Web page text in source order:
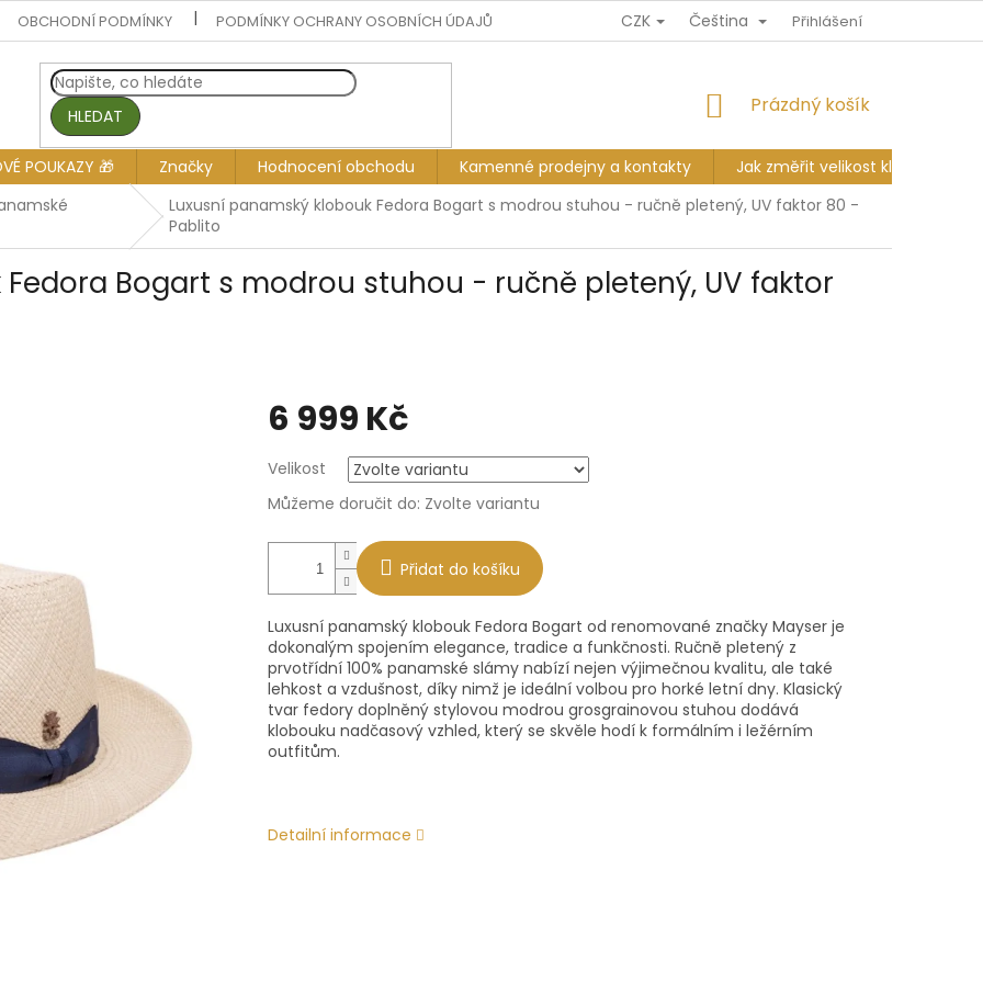
OBCHODNÍ PODMÍNKY PODMÍNKY OCHRANY OSOBNÍCH ÚDAJŮ DOPRAVA A PLATBA VÝMĚNA A VRÁCENÍ
CZK Čeština Přihlášení
HLEDAT
NÁKUPNÍ
Prázdný košík
POUKAZY 🎁 Značky Hodnocení obchodu Kamenné prodejny a kontakty Jak změřit velikost klobouku?
Luxusní panamský klobouk Fedora Bogart s modrou stuhou - ručně pletený, UV faktor 80 -
Pablito
Bogart s modrou stuhou - ručně pletený, UV faktor
6 999 Kč
cena:
Velikost
Můžeme doručit do: Zvolte variantu
Přidat do košíku
Luxusní panamský klobouk Fedora Bogart od renomované značky Mayser je
dokonalým spojením elegance, tradice a funkčnosti. Ručně pletený z
prvotřídní 100% panamské slámy nabízí nejen výjimečnou kvalitu, ale také
lehkost a vzdušnost, díky nimž je ideální volbou pro horké letní dny. Klasický
tvar fedory doplněný stylovou modrou grosgrainovou stuhou dodává
klobouku nadčasový vzhled, který se skvěle hodí k formálním i ležérním
outfitům.
Detailní informace